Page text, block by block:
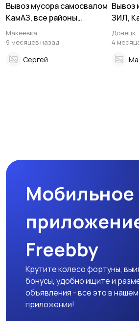
Вывоз мусора самосвалом
КамАЗ, все районы
Макеевки
Макеевка
9 месяцев назад
Сергей
Вывоз
ЗИЛ,
Донецк
4
Мобильное
Freebby
Крутите колесо фортуны,
бонусы, удобно ищите и
объявления - все это в
приложении!